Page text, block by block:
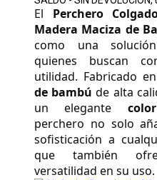
El Perchero
Madera Maciza de
como una
quienes buscan
utilidad. Fabricado en
de bambú de alta
un elegante
perchero no solo
sofisticación a
que también
versatilidad en su uso.